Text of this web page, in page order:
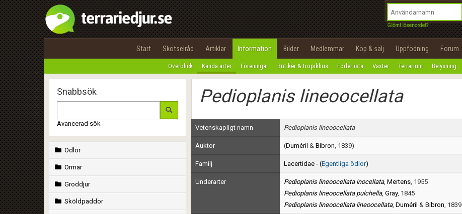
Glömt lösenordet?
Start Skötselråd Artiklar Information Bilder Medlemmar Köp & sälj Uppfödning Forum
Överblick Kända arter Föreningar Butiker & tropikhus Foderlista Växter Terrarium Belysning
Snabbsök
Avancerad sök
Ödlor
Ormar
Groddjur
Sköldpaddor
Pedioplanis lineoocellata
Vetenskapligt namn Pedioplanis lineoocellata
Auktor (Duméril & Bibron, 1839)
Familj Lacertidae - (Egentliga ödlor)
Underarter Pedioplanis lineoocellata inocellata, Mertens, 1955
Pedioplanis lineoocellata pulchella, Gray, 1845
Pedioplanis lineoocellata lineoocellata, Duméril & Bibron, 1839
Utför
100%
OK
integritetspolicy
Namn:
Epost:
Användarnamn:
Lösenord:
Privacy Policy
Terms of Service
Begär nytt lösenord
Tillbaka till förstasidan